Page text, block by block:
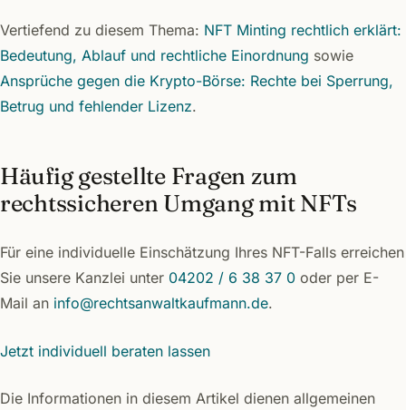
Vertiefend zu diesem Thema: NFT Minting rechtlich erklärt:
Bedeutung, Ablauf und rechtliche Einordnung sowie
Ansprüche gegen die Krypto-Börse: Rechte bei Sperrung,
Betrug und fehlender Lizenz.
Häufig gestellte Fragen zum
rechtssicheren Umgang mit NFTs
Für eine individuelle Einschätzung Ihres NFT-Falls erreichen
Sie unsere Kanzlei unter 04202 / 6 38 37 0 oder per E-
Mail an info@rechtsanwaltkaufmann.de.
Jetzt individuell beraten lassen
Die Informationen in diesem Artikel dienen allgemeinen